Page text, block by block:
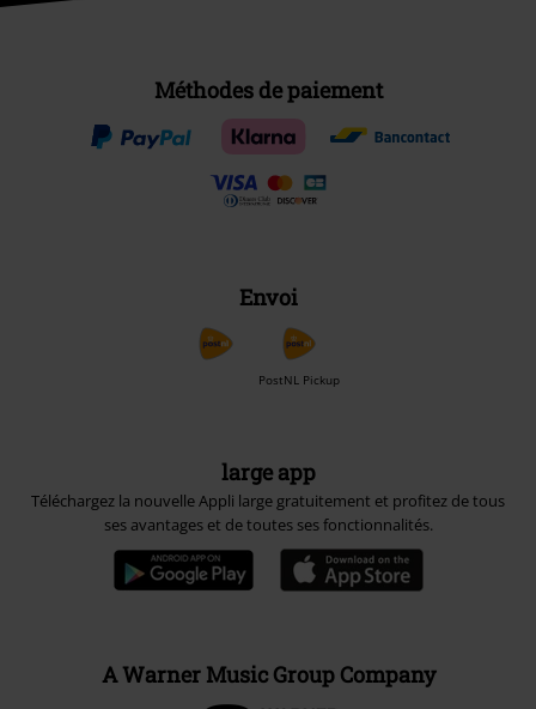
Méthodes de paiement
Envoi
PostNL Pickup
large app
Téléchargez la nouvelle Appli large gratuitement et profitez de tous
ses avantages et de toutes ses fonctionnalités.
A Warner Music Group Company